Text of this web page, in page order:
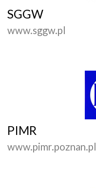
SGGW
www.sggw.pl
PIMR
www.pimr.poznan.pl